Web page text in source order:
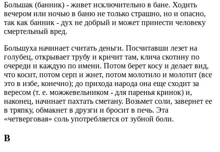
Большак (банник) - живет исключительно в бане. Ходить
вечером или ночью в баню не только страшно, но и опасно,
так как банник - дух не добрый и может принести человеку
смертельный вред.
Большуха начинает считать деньги. Посчитавши лезет на
голубец, открывает трубу и кричит там, клича скотину по
очереди и каждую по имени. Потом берет косу и делает вид,
что косит, потом серп и жнет, потом молотило и молотит (все
это в избе, конечно); до прихода народа она еще сходит за
вересом (т. е. можжевельником - для паренья кринок) и,
наконец, начинает пахтать сметану. Возьмет соли, завернет ее
в тряпку, обмакнет в друзги и бросит в печь. Эта
«четверговая» соль употребляется от зубной боли.
В